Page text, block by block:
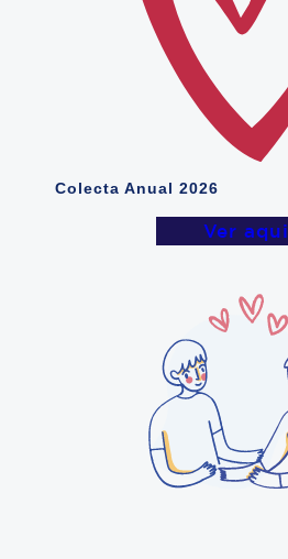
Colecta Anual 2026
Ver aqui